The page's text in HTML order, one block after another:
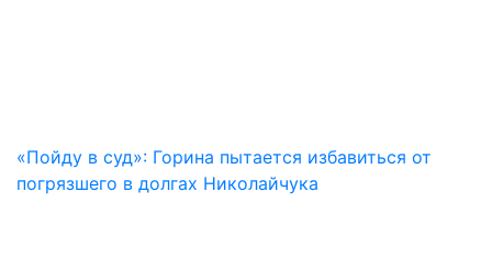
«Пойду в суд»: Горина пытается избавиться от
погрязшего в долгах Николайчука